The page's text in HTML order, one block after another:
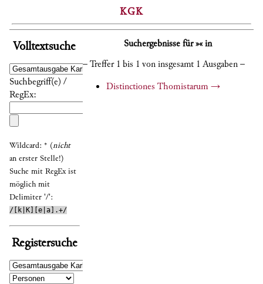
KGK
Volltextsuche
Suchbegriff(e) /
RegEx:
Wildcard: * (nicht
an erster Stelle!)
Suche mit RegEx ist
möglich mit
Delimiter '/':
/[k|K][e|a].+/
Registersuche
Suchergebnisse für »« in
– Treffer 1 bis 1 von insgesamt 1 Ausgaben –
Distinctiones Thomistarum →